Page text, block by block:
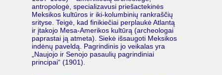
antropologė, specializavusi priešactekinės
Meksikos kultūros ir iki-kolumbinių rankraščių
srityse. Teigė, kad finikiečiai perplaukė Atlantą
ir įtakojo Mesa-Amerikos kultūrą (archeologai
paprastai ją atmeta). Siekė išsaugoti Meksikos
indėnų paveldą. Pagrindinis jo veikalas yra
„Naujojo ir Senojo pasaulių pagrindiniai
principai“ (1901).